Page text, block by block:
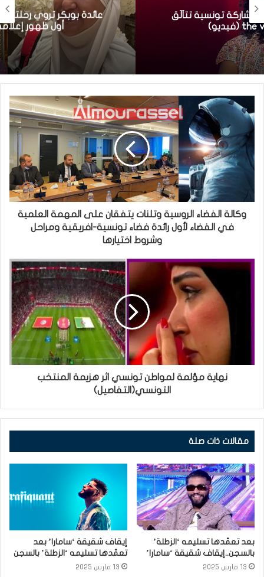
عائدة بوبكر تروي رحلتها من الفن إلى الحجاب في
أول ظهور إعلامي منذ 20 سنة
وكالة الفضاء الروسية وتلنات يتفقان على المهمة العلمية
في الفضاء لأول رائدة فضاء تونسية-افريقية ومراحل
وشروط اختيارها
نهاية مؤلمة لمواطن تونسي اثر هزيمة المنتخب
التونسي(التفاصيل)
مقالات ذات صلة
بعد تعمّدها تسليمه ‘الزطلة’
بالسجن..إيقاف شقيقة ‘سامارا’
13 مارس 2025
إيقاف شقيقة ‘سامارا’ بعد
تعمّدها تسليمه ‘الزطلة’ بالسجن
13 مارس 2025